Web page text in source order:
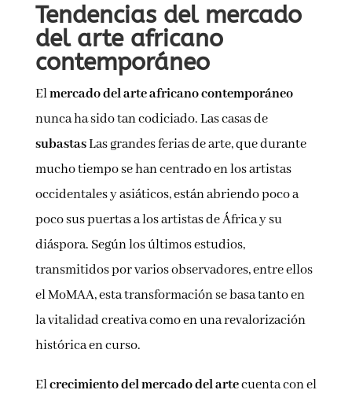
Tendencias del mercado
del arte africano
contemporáneo
Elmercado del arte africano contemporáneo
nunca ha sido tan codiciado. Las casas de
subastasLas grandes ferias de arte, que durante
mucho tiempo se han centrado en los artistas
occidentales y asiáticos, están abriendo poco a
poco sus puertas a los artistas de África y su
diáspora. Según los últimos estudios,
transmitidos por varios observadores, entre ellos
el MoMAA, esta transformación se basa tanto en
la vitalidad creativa como en una revalorización
histórica en curso.
Elcrecimiento del mercado del artecuenta con el